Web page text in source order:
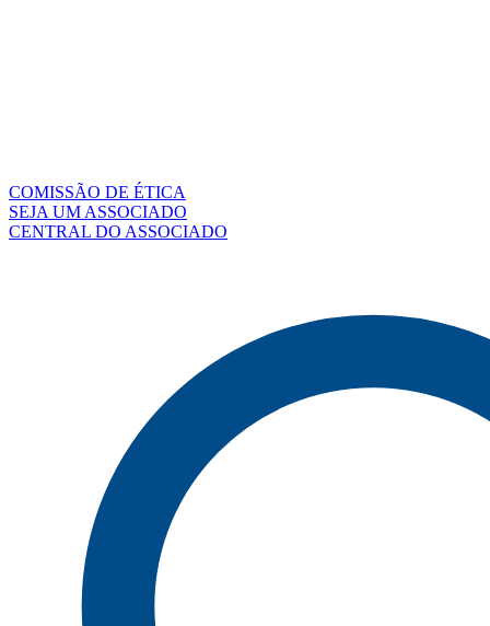
COMISSÃO DE ÉTICA
SEJA UM ASSOCIADO
CENTRAL DO ASSOCIADO